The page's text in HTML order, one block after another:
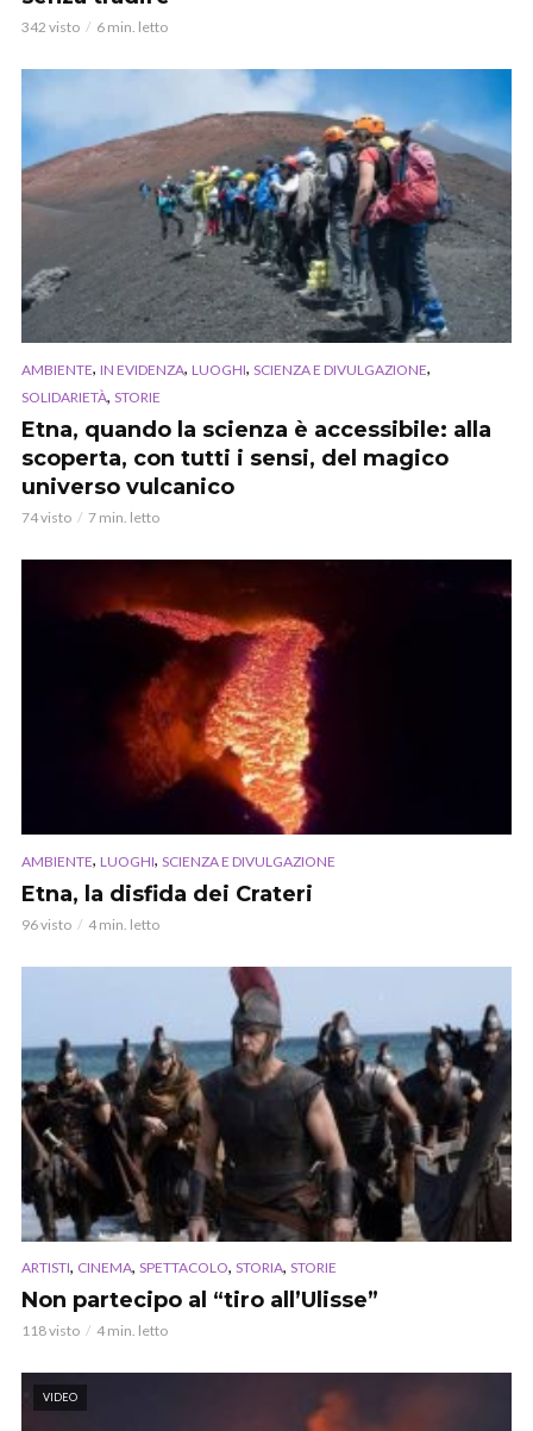
342 visto 6 min. letto
AMBIENTE, IN EVIDENZA, LUOGHI, SCIENZA E DIVULGAZIONE,
SOLIDARIETÀ, STORIE
Etna, quando la scienza è accessibile: alla
scoperta, con tutti i sensi, del magico
universo vulcanico
74 visto 7 min. letto
AMBIENTE, LUOGHI, SCIENZA E DIVULGAZIONE
Etna, la disfida dei Crateri
96 visto 4 min. letto
ARTISTI, CINEMA, SPETTACOLO, STORIA, STORIE
Non partecipo al “tiro all’Ulisse”
118 visto 4 min. letto
VIDEO